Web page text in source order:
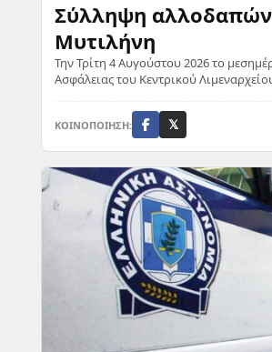
Σύλληψη
Μυτιλήνη
Την Τρίτη 4 Αυγούστου 2026 το
Ασφάλειας του Κεντρικού
ΚΟΙΝΟΠΟΙΗΣΗ: 𝕏